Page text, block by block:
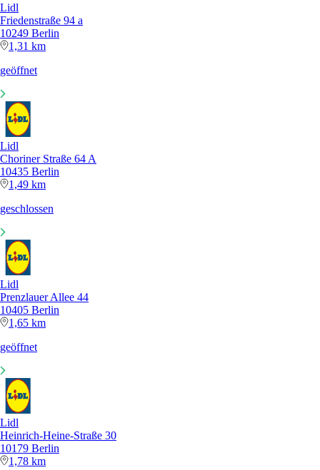
Lidl
Friedenstraße 94 a
10249 Berlin
1,31 km
geöffnet
Lidl
Choriner Straße 64 A
10435 Berlin
1,49 km
geschlossen
Lidl
Prenzlauer Allee 44
10405 Berlin
1,65 km
geöffnet
Lidl
Heinrich-Heine-Straße 30
10179 Berlin
1,78 km